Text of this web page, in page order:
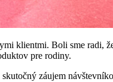
klientmi. Boli sme radi,
pre rodiny.
záujem